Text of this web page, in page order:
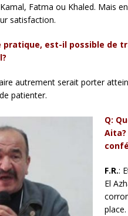
Fatma ou Khaled. Mais
satisfaction.
pratique, est-il possible de
autrement serait porter
patienter.
Q:
F.R.:
El